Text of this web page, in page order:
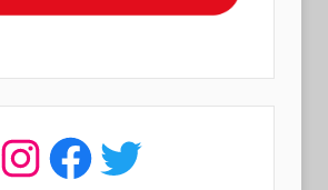
Instagram
Facebook
Twitter